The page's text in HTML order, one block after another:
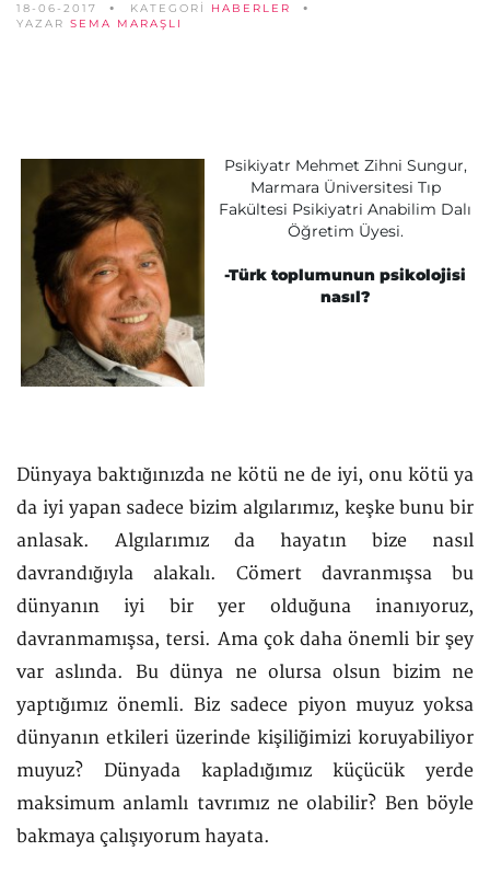
18-06-2017 KATEGORİ HABERLER
YAZAR SEMA MARAŞLI
Psikiyatr Mehmet Zihni Sungur,
Marmara Üniversitesi Tıp
Fakültesi Psikiyatri Anabilim Dalı
Öğretim Üyesi.
-Türk toplumunun psikolojisi
nasıl?
Dünyaya baktığınızda ne kötü ne de iyi, onu kötü ya
da iyi yapan sadece bizim algılarımız, keşke bunu bir
anlasak. Algılarımız da hayatın bize nasıl
davrandığıyla alakalı. Cömert davranmışsa bu
dünyanın iyi bir yer olduğuna inanıyoruz,
davranmamışsa, tersi. Ama çok daha önemli bir şey
var aslında. Bu dünya ne olursa olsun bizim ne
yaptığımız önemli. Biz sadece piyon muyuz yoksa
dünyanın etkileri üzerinde kişiliğimizi koruyabiliyor
muyuz? Dünyada kapladığımız küçücük yerde
maksimum anlamlı tavrımız ne olabilir? Ben böyle
bakmaya çalışıyorum hayata.